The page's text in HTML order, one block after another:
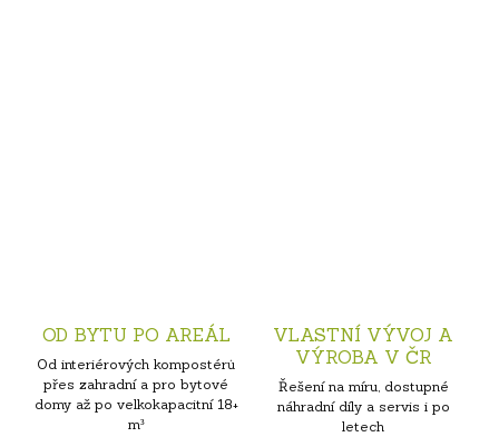
OD BYTU PO AREÁL
Od interiérových kompostérů
přes zahradní a pro bytové
domy až po velkokapacitní 18+
m³
VLASTNÍ VÝVOJ A
VÝROBA V ČR
Řešení na míru, dostupné
náhradní díly a servis i po
letech